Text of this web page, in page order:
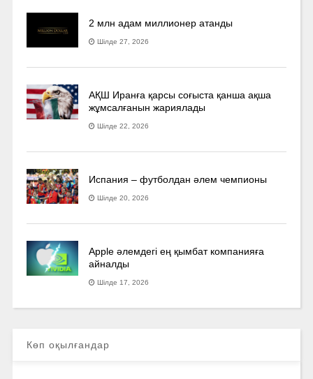
2 млн адам миллионер атанды
Шілде 27, 2026
АҚШ Иранға қарсы соғыста қанша ақша
жұмсалғанын жариялады
Шілде 22, 2026
Испания – футболдан әлем чемпионы
Шілде 20, 2026
Apple әлемдегі ең қымбат компанияға
айналды
Шілде 17, 2026
Көп оқылғандар